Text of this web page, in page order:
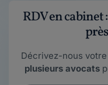
RDV en
Décrivez-nous
plusieurs avocats